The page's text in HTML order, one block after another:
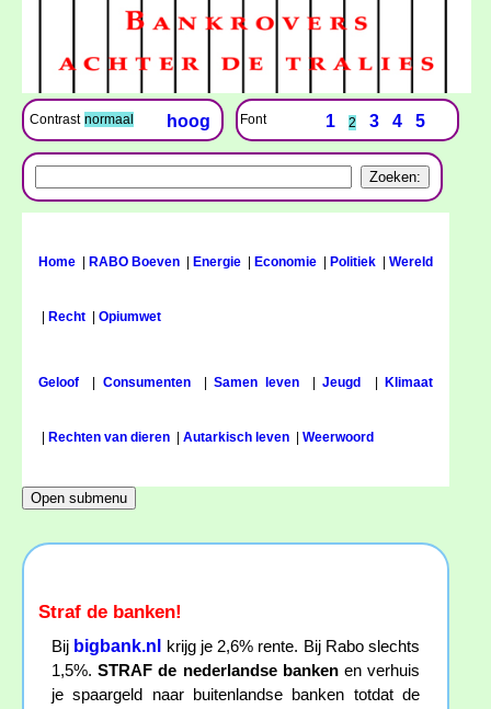
Contrast normaal hoog Font 1 2 3 4 5
Home RABO Boeven Energie Economie Politiek Wereld
Recht Opiumwet
Geloof Consumenten|Samen leven|Jeugd Klimaat
Rechten van dieren Autarkisch leven Weerwoord
Straf de banken!
Bij bigbank.nl
krijg je 2,6% rente. Bij Rabo slechts
1,5%.STRAF de nederlandse bankenen verhuis
je spaargeld naar buitenlandse banken totdat de